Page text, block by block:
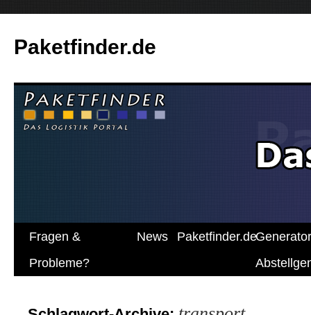
Paketfinder.de
Fragen &
Probleme?
News Paketfinder.deGenerator